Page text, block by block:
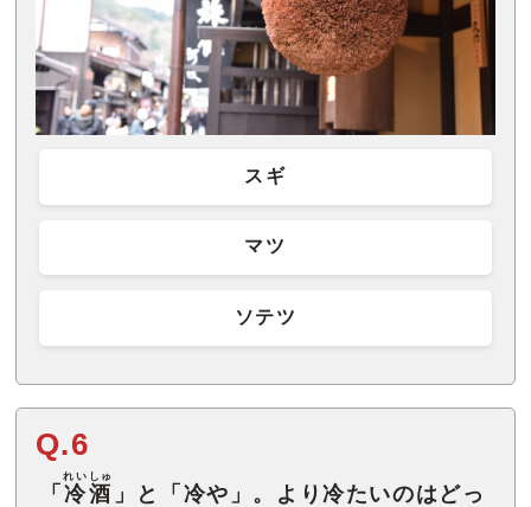
スギ
マツ
ソテツ
Q.6
「 冷酒
れいしゅ
」と「冷や」。より冷たいのはどっ